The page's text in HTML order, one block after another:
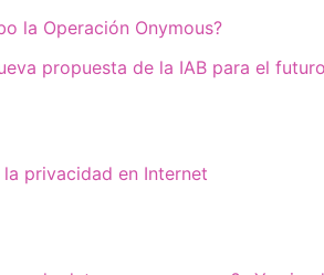
la Operación Onymous?
propuesta de la IAB para el
privacidad en Internet